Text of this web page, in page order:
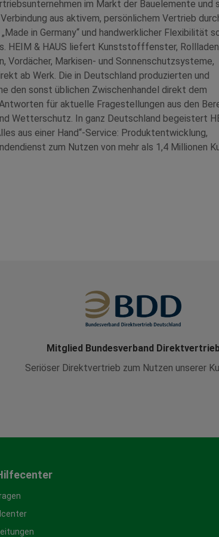
im Markt der Bauelemente und
aus aktivem, persönlichem Vertrieb
in Germany“ und handwerklicher Flexibilität
HEIM & HAUS liefert Kunststofffenster,
Vordächer, Markisen- und Sonnenschutzsysteme,
ab Werk. Die in Deutschland produzierten und
den sonst üblichen Zwischenhandel direkt dem
für aktuelle Fragestellungen aus den
Wetterschutz. In ganz Deutschland begeistert
aus einer Hand“-Service: Produktentwicklung,
zum Nutzen von mehr als 1,4 Millionen
Mitglied Bundesverband Direktvertrieb
Seriöser Direktvertrieb zum Nutzen unserer